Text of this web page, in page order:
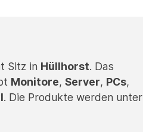
Sitz in Hüllhorst. Das
Monitore, Server, PCs,
. Die Produkte werden unter